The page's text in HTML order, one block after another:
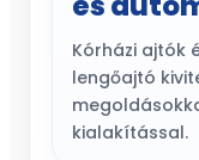
Kórházi ajtók
lengőajtó
kialakítással.